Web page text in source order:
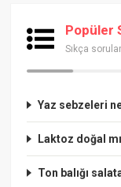
Popüler
Sıkça
Yaz sebzeleri
Laktoz doğal
Ton balığı